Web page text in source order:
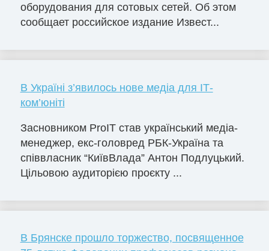
оборудования для сотовых сетей. Об этом
сообщает российское издание Извест...
В Україні з’явилось нове медіа для ІТ-
ком’юніті
Засновником ProIT став український медіа-
менеджер, екс-головред РБК-Україна та
співвласник “КиївВлада” Антон Подлуцький.
Цільовою аудиторією проєкту ...
В Брянске прошло торжество, посвященное